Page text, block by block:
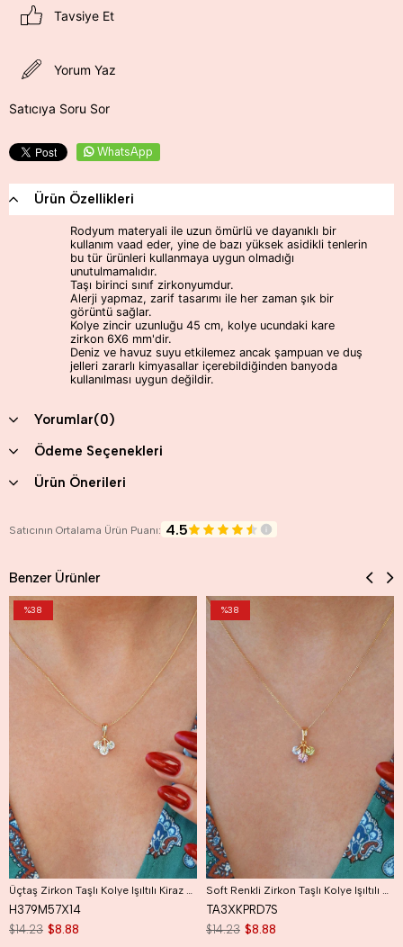
Tavsiye Et
Yorum Yaz
Satıcıya Soru Sor
WhatsApp
Ürün Özellikleri
Rodyum materyali ile uzun ömürlü ve dayanıklı bir
kullanım vaad eder, yine de bazı yüksek asidikli tenlerin
bu tür ürünleri kullanmaya uygun olmadığı
unutulmamalıdır.
Taşı birinci sınıf zirkonyumdur.
Alerji yapmaz, zarif tasarımı ile her zaman şık bir
görüntü sağlar.
Kolye zincir uzunluğu 45 cm, kolye ucundaki kare
zirkon 6X6 mm'dir.
Deniz ve havuz suyu etkilemez ancak şampuan ve duş
jelleri zararlı kimyasallar içerebildiğinden banyoda
kullanılması uygun değildir.
Yorumlar(0)
Ödeme Seçenekleri
Ürün Önerileri
Satıcının Ortalama Ürün Puanı: 4.5
Benzer Ürünler
H379M57X14
$8.88
$14.23
%38
TA3XKPRD7S
$8.88
$14.23
%38